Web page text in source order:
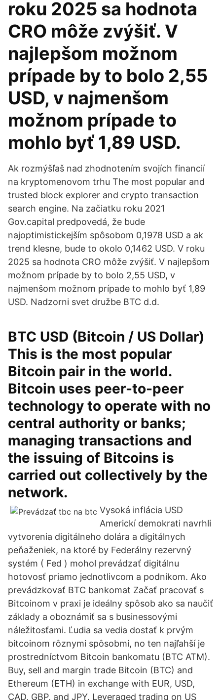
roku 2025 sa hodnota
CRO môže zvýšiť. V
najlepšom možnom
prípade by to bolo 2,55
USD, v najmenšom
možnom prípade to
mohlo byť 1,89 USD.
Ak rozmýšľaš nad zhodnotením svojích financií
na kryptomenovom trhu The most popular and
trusted block explorer and crypto transaction
search engine. Na začiatku roku 2021
Gov.capital predpovedá, že bude
najoptimistickejším spôsobom 0,1978 USD a ak
trend klesne, bude to okolo 0,1462 USD. V roku
2025 sa hodnota CRO môže zvýšiť. V najlepšom
možnom prípade by to bolo 2,55 USD, v
najmenšom možnom prípade to mohlo byť 1,89
USD. Nadzorni svet družbe BTC d.d.
BTC USD (Bitcoin / US Dollar)
This is the most popular
Bitcoin pair in the world.
Bitcoin uses peer-to-peer
technology to operate with no
central authority or banks;
managing transactions and
the issuing of Bitcoins is
carried out collectively by the
network.
Vysoká inflácia USD
Americkí demokrati navrhli
vytvorenia digitálneho dolára a digitálnych
peňaženiek, na ktoré by Federálny rezervný
systém ( Fed ) mohol prevádzať digitálnu
hotovosť priamo jednotlivcom a podnikom. Ako
prevádzkovať BTC bankomat Začať pracovať s
Bitcoinom v praxi je ideálny spôsob ako sa naučiť
základy a oboznámiť sa s businessovými
náležitosťami. Ľudia sa vedia dostať k prvým
bitcoinom rôznymi spôsobmi, no ten najľahší je
prostredníctvom Bitcoin bankomatu (BTC ATM).
Buy, sell and margin trade Bitcoin (BTC) and
Ethereum (ETH) in exchange with EUR, USD,
CAD, GBP, and JPY. Leveraged trading on US